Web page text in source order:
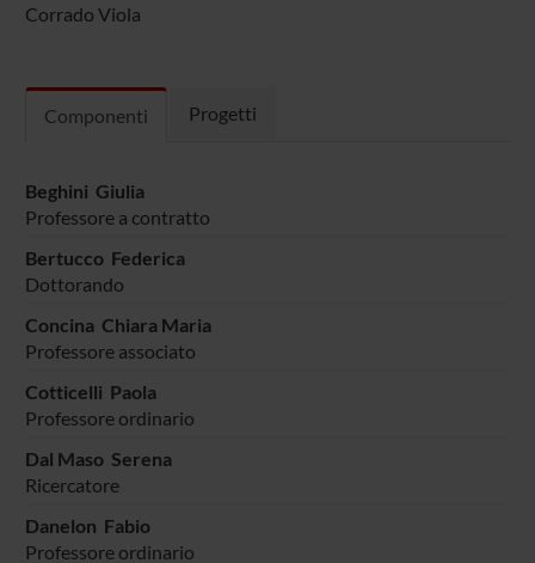
Corrado Viola
Componenti Progetti
Beghini Giulia
Professore a contratto
Bertucco Federica
Dottorando
Concina Chiara Maria
Professore associato
Cotticelli Paola
Professore ordinario
Dal Maso Serena
Ricercatore
Danelon Fabio
Professore ordinario